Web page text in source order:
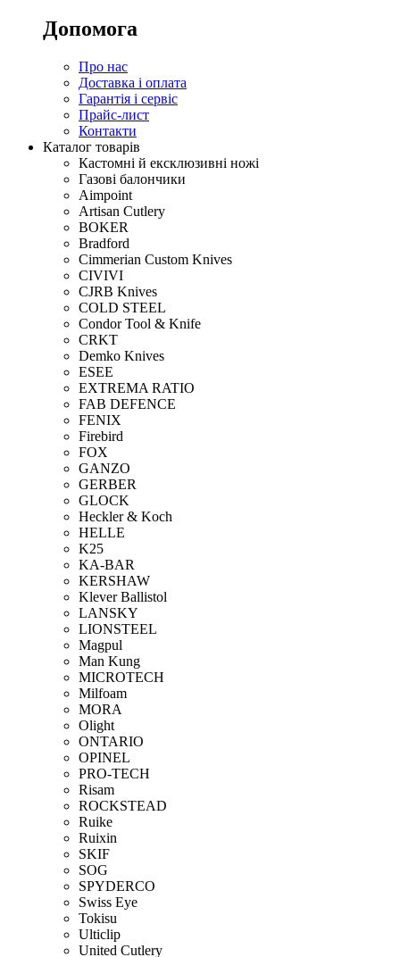
Допомога
Про нас
Доставка і оплата
Гарантія і сервіс
Прайс-лист
Контакти
Каталог товарів
Кастомні й ексклюзивні ножі
Газові балончики
Aimpoint
Artisan Cutlery
BOKER
Bradford
Cimmerian Custom Knives
CIVIVI
CJRB Knives
COLD STEEL
Condor Tool & Knife
CRKT
Demko Knives
ESEE
EXTREMA RATIO
FAB DEFENCE
FENIX
Firebird
FOX
GANZO
GERBER
GLOCK
Heckler & Koch
HELLE
K25
KA-BAR
KERSHAW
Klever Ballistol
LANSKY
LIONSTEEL
Magpul
Man Kung
MICROTECH
Milfoam
MORA
Olight
ONTARIO
OPINEL
PRO-TECH
Risam
ROCKSTEAD
Ruike
Ruixin
SKIF
SOG
SPYDERCO
Swiss Eye
Tokisu
Ulticlip
United Cutlery